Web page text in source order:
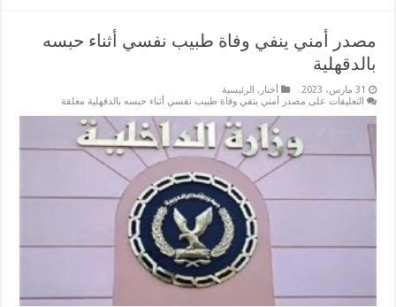
مصدر أمني ينفي وفاة طبيب نفسي أثناء حبسه
بالدقهلية
31 مارس، 2023 أخبار , الرئيسية
التعليقات على مصدر أمني ينفي وفاة طبيب نفسي أثناء حبسه بالدقهلية مغلقة